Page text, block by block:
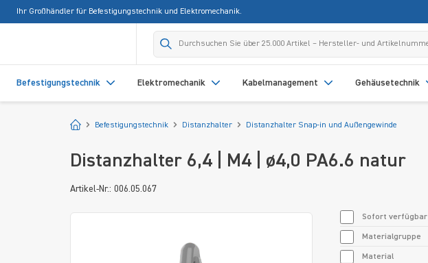
Zur Hauptnavigation springen
Ihr Großhändler für Befestigungstechnik und Elektromechanik.
Befestigungstechnik Elektromechanik Kabelmanagement Gehäusetechnik
Startseite
Befestigungstechnik Distanzhalter Distanzhalter Snap-in und Außengewinde
Distanzhalter 6,4 | M4 | ø4,0 PA6.6 natur
Artikel-Nr.: 006.05.067
Sofort verfügbar
Materialgruppe
Material